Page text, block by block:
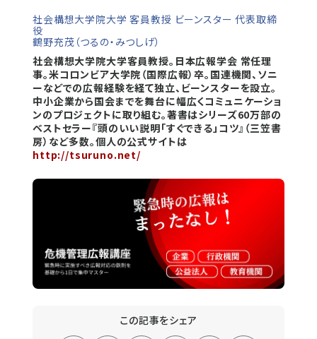
社会構想大学院大学 客員教授 ビーンスター 代表取締
役
鶴野充茂（つるの・みつしげ）
社会構想大学院大学客員教授。日本広報学会 常任理
事。米コロンビア大学院（国際広報）卒。国連機関、ソニ
ーなどでの広報経験を経て独立、ビーンスターを設立。
中小企業から国会までを舞台に幅広くコミュニケーショ
ンのプロジェクトに取り組む。著書はシリーズ60万部の
ベストセラー『頭のいい説明「すぐできる」コツ』（三笠書
房）など多数。個人の公式サイトは
http://tsuruno.net/
この記事をシェア